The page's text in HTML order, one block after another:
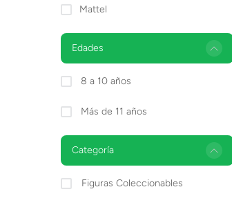
Mattel
Edades
8 a 10 años
Más de 11 años
Categoría
Figuras Coleccionables